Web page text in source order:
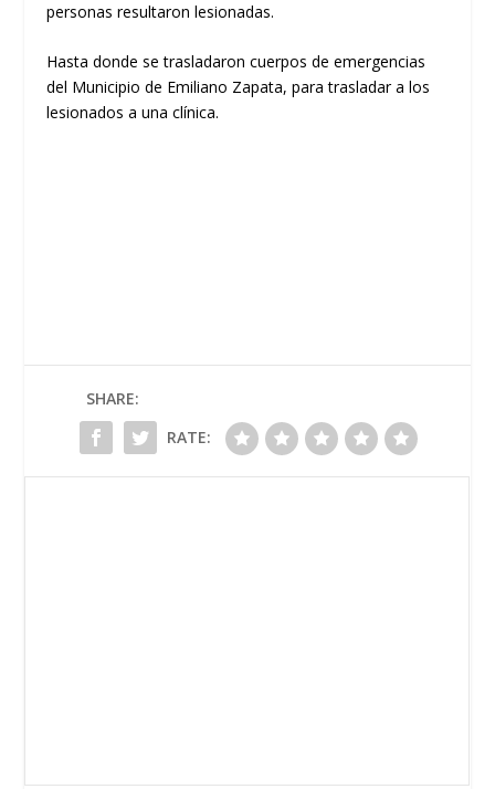
personas resultaron lesionadas.
Hasta donde se trasladaron cuerpos de emergencias
del Municipio de Emiliano Zapata, para trasladar a los
lesionados a una clínica.
SHARE:
RATE: